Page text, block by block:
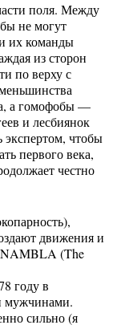
поля. Между
не могут
их команды
из сторон
по верху с
а гомофобы —
и лесбиянок
экспертом, чтобы
первого века,
честно
движения и
NAMBLA (The
году в
мужчинами.
сильно (я